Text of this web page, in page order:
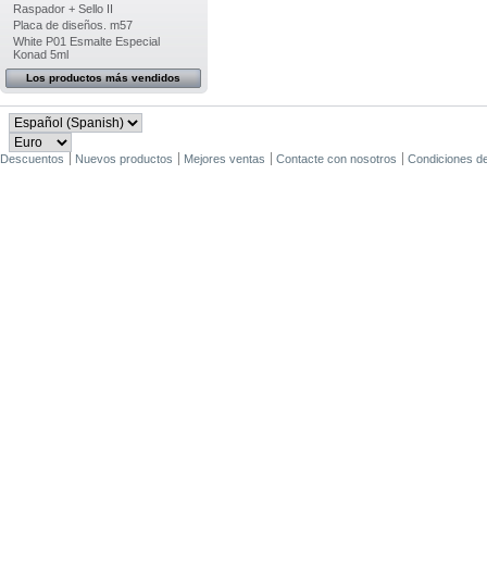
Raspador + Sello II
Placa de diseños. m57
White P01 Esmalte Especial
Konad 5ml
Los productos más vendidos
Descuentos Nuevos productos Mejores ventas Contacte con nosotros Condiciones